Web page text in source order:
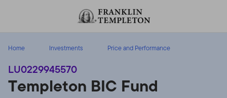
Home Investments Price and Performance
LU0229945570
Templeton BIC Fund